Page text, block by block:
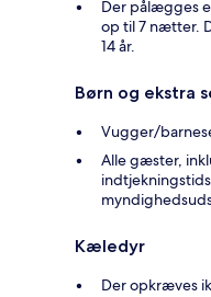
Der pålægges
op til 7 nætter.
14 år.
Børn og ekstra
Vugger/
Alle gæster,
Kæledyr
Der opkræves